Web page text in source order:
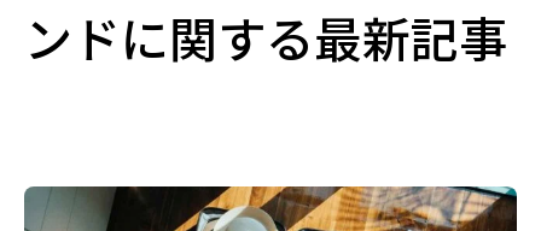
ンドに関する最新記事